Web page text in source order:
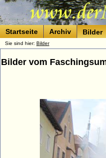
Startseite Archiv Bilder
Sie sind hier: Bilder
Bilder vom